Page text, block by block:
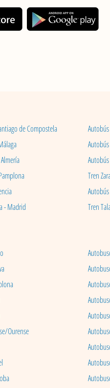
de Compostela
Tren
- Madrid Tren
Ourense